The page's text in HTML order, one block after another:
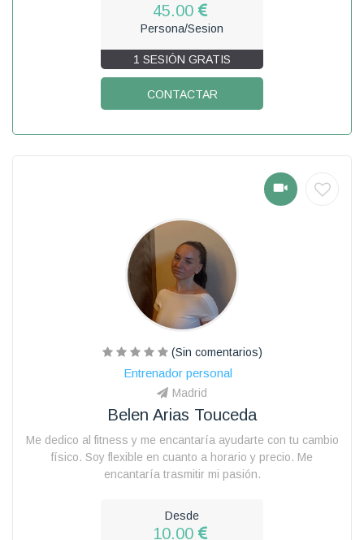
45.00
Persona/Sesion
1 SESIÓN GRATIS
CONTACTAR
(Sin comentarios)
Entrenador personal
Madrid
Belen Arias Touceda
Me dedico al fitness y me encantaría ayudarte con tu cambio
físico. Soy flexible en cuanto a horario y precio. Me
encantaría trasmitir mi pasión.
Desde
10.00